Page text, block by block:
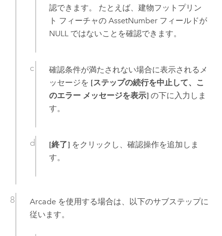
認できます。 たとえば、建物フットプリン
ト フィーチャの AssetNumber フィールドが
NULL ではないことを確認できます。
確認条件が満たされない場合に表示されるメ
ッセージを [ステップの続行を中止して、こ
のエラー メッセージを表示] の下に入力しま
す。
[終了] をクリックし、確認操作を追加しま
す。
Arcadeを使用する場合は、以下のサブステップに
従います。